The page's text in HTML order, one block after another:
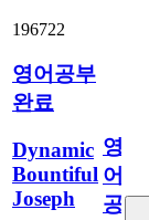
196722
영어공부
완료
Dynamic
Bountiful
Joseph
영
어
공